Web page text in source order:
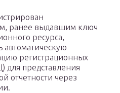
ранее выдавшим ключ
ресурса,
автоматическую
регистрационных
для представления
отчетности через